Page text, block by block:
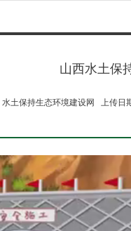
山西水土保
水土保持生态环境建设网 上传日